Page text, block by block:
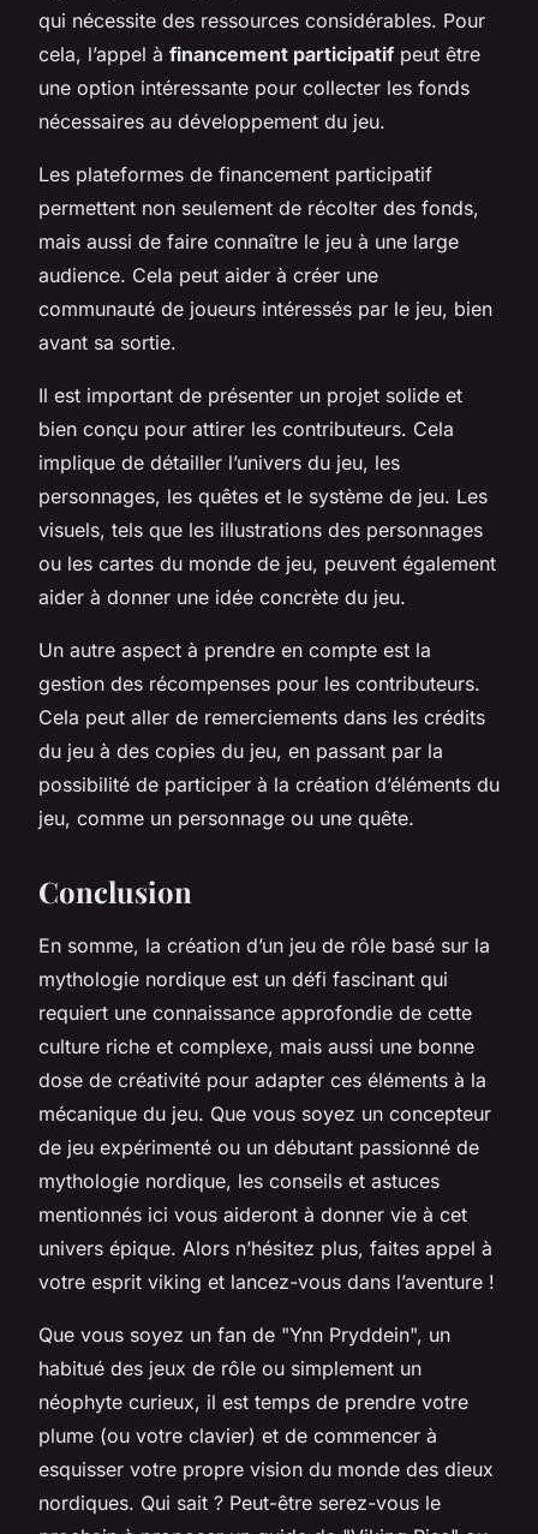
qui nécessite des ressources considérables. Pour
cela, l’appel à financement participatif peut être
une option intéressante pour collecter les fonds
nécessaires au développement du jeu.
Les plateformes de financement participatif
permettent non seulement de récolter des fonds,
mais aussi de faire connaître le jeu à une large
audience. Cela peut aider à créer une
communauté de joueurs intéressés par le jeu, bien
avant sa sortie.
Il est important de présenter un projet solide et
bien conçu pour attirer les contributeurs. Cela
implique de détailler l’univers du jeu, les
personnages, les quêtes et le système de jeu. Les
visuels, tels que les illustrations des personnages
ou les cartes du monde de jeu, peuvent également
aider à donner une idée concrète du jeu.
Un autre aspect à prendre en compte est la
gestion des récompenses pour les contributeurs.
Cela peut aller de remerciements dans les crédits
du jeu à des copies du jeu, en passant par la
possibilité de participer à la création d’éléments du
jeu, comme un personnage ou une quête.
Conclusion
En somme, la création d’un jeu de rôle basé sur la
mythologie nordique est un défi fascinant qui
requiert une connaissance approfondie de cette
culture riche et complexe, mais aussi une bonne
dose de créativité pour adapter ces éléments à la
mécanique du jeu. Que vous soyez un concepteur
de jeu expérimenté ou un débutant passionné de
mythologie nordique, les conseils et astuces
mentionnés ici vous aideront à donner vie à cet
univers épique. Alors n’hésitez plus, faites appel à
votre esprit viking et lancez-vous dans l’aventure !
Que vous soyez un fan de "Ynn Pryddein", un
habitué des jeux de rôle ou simplement un
néophyte curieux, il est temps de prendre votre
plume (ou votre clavier) et de commencer à
esquisser votre propre vision du monde des dieux
nordiques. Qui sait ? Peut-être serez-vous le